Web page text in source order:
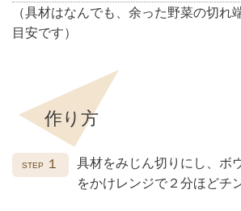
（具材はなんでも、余った野菜の切れ
目安です）
作り方
１
具材をみじん切りにし、ボ
をかけレンジで２分ほどチ